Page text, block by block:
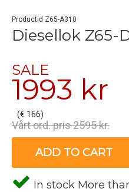
Productid Z65-A310
Diesellok Z65-
SALE
1993 kr
(€ 166)
Vårt ord. pris 2595 kr.
ADD TO CART
In stock More